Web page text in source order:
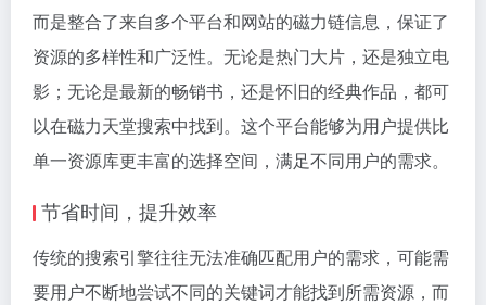
而是整合了来自多个平台和网站的磁力链信息，保证了
资源的多样性和广泛性。无论是热门大片，还是独立电
影；无论是最新的畅销书，还是怀旧的经典作品，都可
以在磁力天堂搜索中找到。这个平台能够为用户提供比
单一资源库更丰富的选择空间，满足不同用户的需求。
节省时间，提升效率
传统的搜索引擎往往无法准确匹配用户的需求，可能需
要用户不断地尝试不同的关键词才能找到所需资源，而